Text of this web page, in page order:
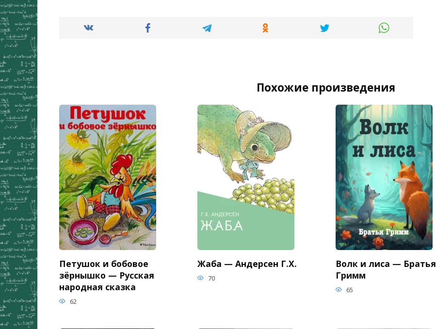
Похожие произведения
Петушок и бобовое
зёрнышко — Русская
народная сказка
62
Жаба — Андерсен Г.Х.
70
Волк и лиса — Братья
Гримм
65